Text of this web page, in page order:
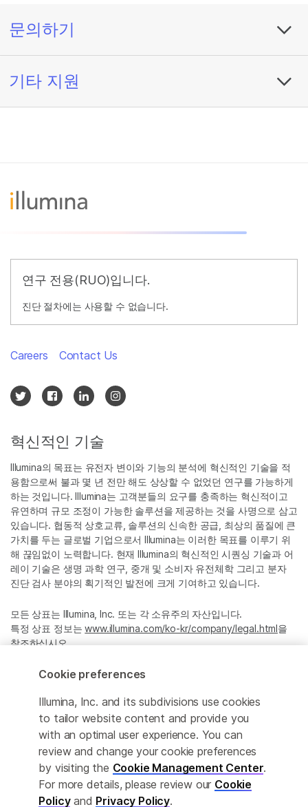
문의하기
기타 지원
연구 전용(RUO)입니다.
진단 절차에는 사용할 수 없습니다.
정확한 번역을 제공하고자 합당한 노력을 기울였으나, 자동 번역은
혁신적인 기술
Illumina의 목표는 유전자 변이와 기능의 분석에 혁신적인 기술을 적
용함으로써 불과 몇 년 전만 해도 상상할 수 없었던 연구를 가능하게
하는 것입니다. Illumina는 고객분들의 요구를 충족하는 혁신적이고
유연하며 규모 조정이 가능한 솔루션을 제공하는 것을 사명으로 삼고
있습니다. 협동적 상호교류, 솔루션의 신속한 공급, 최상의 품질에 큰
가치를 두는 글로벌 기업으로서 Illumina는 이러한 목표를 이루기 위
해 끊임없이 노력합니다. 현재 Illumina의 혁신적인 시퀀싱 기술과 어
레이 기술은 생명 과학 연구, 중개 및 소비자 유전체학 그리고 분자
진단 검사 분야의 획기적인 발전에 크게 기여하고 있습니다.
모든 상표는 Illumina, Inc. 또는 각 소유주의 자산입니다.
특정 상표 정보는www.illumina.com/ko-kr/company/legal.html을
참조하십시오.
Privacy Policy
Careers Contact Us
© 2026 Illumina, Inc. All rights reserved.
Cookie preferences
Illumina, Inc. and its subdivisions use cookies
to tailor website content and provide you
with an optimal user experience. You can
review and change your cookie preferences
by visiting the Cookie Management Center.
For more details, please review our Cookie
Policyand Privacy Policy.